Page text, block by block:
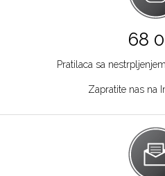
68
Pratilaca sa
Zapratite nas na